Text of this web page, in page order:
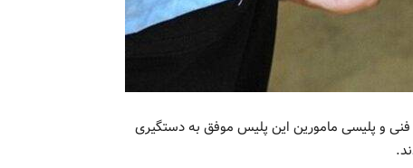
و پلیسی مامورین این پلیس موفق به دستگیری